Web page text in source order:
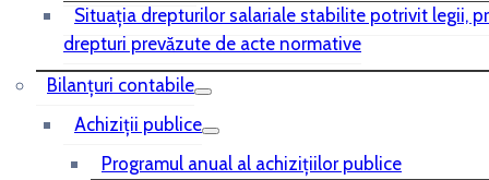
Situaţia drepturilor salariale stabilite potrivit legii,
drepturi prevăzute de acte normative
Bilanţuri contabile
Achiziţii publice
Programul anual al achiziţiilor publice